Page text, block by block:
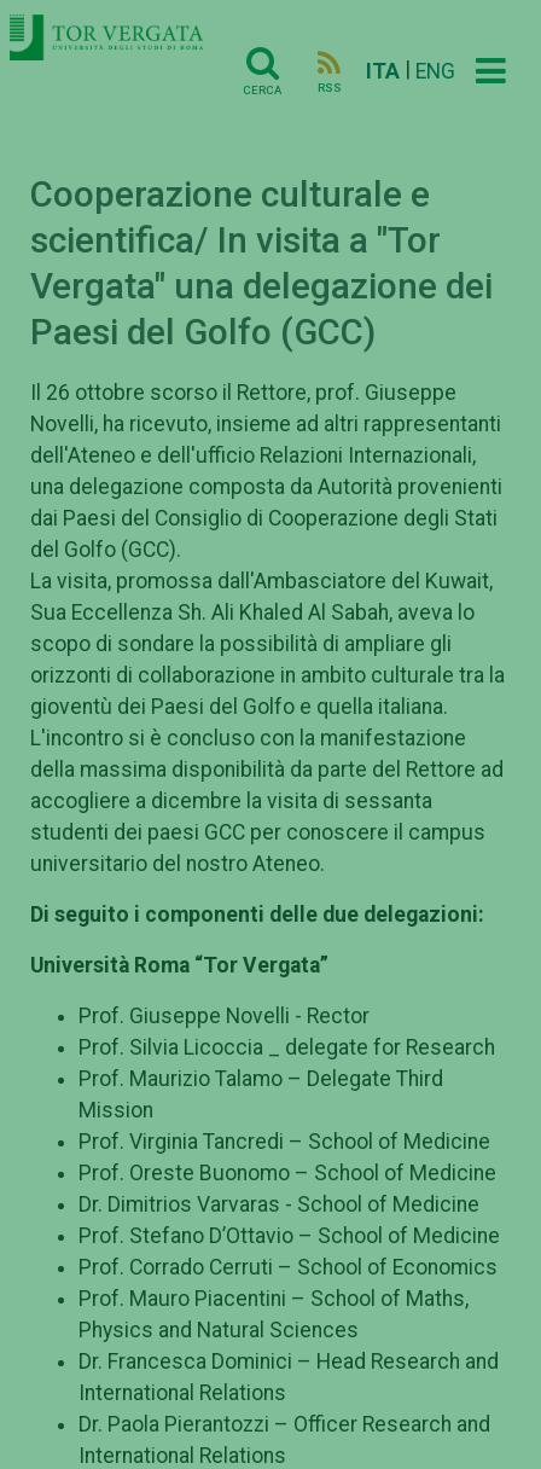
CERCA RSS
ITA ENG
Cooperazione culturale e
scientifica/ In visita a "Tor
Vergata" una delegazione dei
Paesi del Golfo (GCC)
Il 26 ottobre scorso il Rettore, prof. Giuseppe
Novelli, ha ricevuto, insieme ad altri rappresentanti
dell'Ateneo e dell'ufficio Relazioni Internazionali,
una delegazione composta da Autorità provenienti
dai Paesi del Consiglio di Cooperazione degli Stati
del Golfo (GCC).
La visita, promossa dall'Ambasciatore del Kuwait,
Sua Eccellenza Sh. Ali Khaled Al Sabah, aveva lo
scopo di sondare la possibilità di ampliare gli
orizzonti di collaborazione in ambito culturale tra la
gioventù dei Paesi del Golfo e quella italiana.
L'incontro si è concluso con la manifestazione
della massima disponibilità da parte del Rettore ad
accogliere a dicembre la visita di sessanta
studenti dei paesi GCC per conoscere il campus
universitario del nostro Ateneo.
Di seguito i componenti delle due delegazioni:
Università Roma “Tor Vergata”
Prof. Giuseppe Novelli - Rector
Prof. Silvia Licoccia _ delegate for Research
Prof. Maurizio Talamo – Delegate Third
Mission
Prof. Virginia Tancredi – School of Medicine
Prof. Oreste Buonomo – School of Medicine
Dr. Dimitrios Varvaras - School of Medicine
Prof. Stefano D’Ottavio – School of Medicine
Prof. Corrado Cerruti – School of Economics
Prof. Mauro Piacentini – School of Maths,
Physics and Natural Sciences
Dr. Francesca Dominici – Head Research and
International Relations
Dr. Paola Pierantozzi – Officer Research and
International Relations